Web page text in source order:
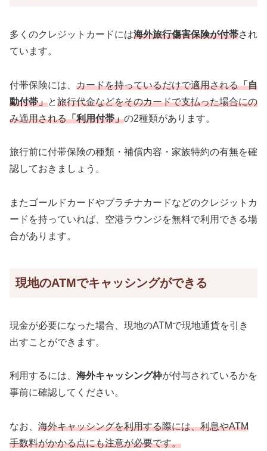
多くのクレジットカードには海外旅行傷害保険が付帯され
ています。
付帯保険には、 カードを持っているだけで適用される「自
動付帯」と旅行代金などをそのカードで支払った場合にの
み適用される「利用付帯」の2種類があります。
旅行前に付帯保険の種類・補償内容・家族特約の有無を確
認しておきましょう。
またゴールドカードやプラチナカードなどのクレジットカ
ードを持っていれば、空港ラウンジを無料で利用できる場
合があります。
現地のATMでキャッシングができる
現金が必要になった場合、現地のATMで現地通貨を引き
出すことができます。
利用するには、 海外キャッシング枠が付与されているかを
事前に確認してください。
なお、 海外キャッシングを利用する際には、利息やATM
手数料がかかる点にも注意が必要です。